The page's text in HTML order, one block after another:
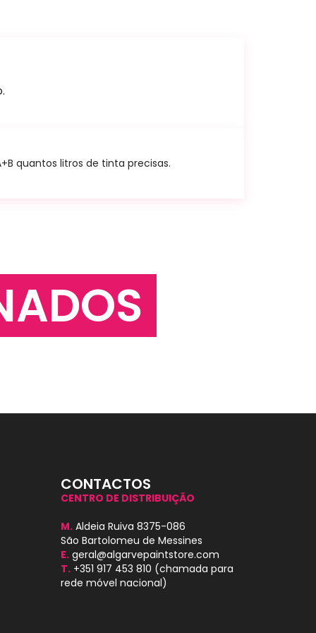
quantos litros de tinta precisas.
CONTACTOS
CENTRO DE DISTRIBUIÇÃO
M. Aldeia Ruiva 8375-086
São Bartolomeu de Messines
E. geral@algarvepaintstore.com
T. +351 917 453 810 (chamada para
rede móvel nacional)